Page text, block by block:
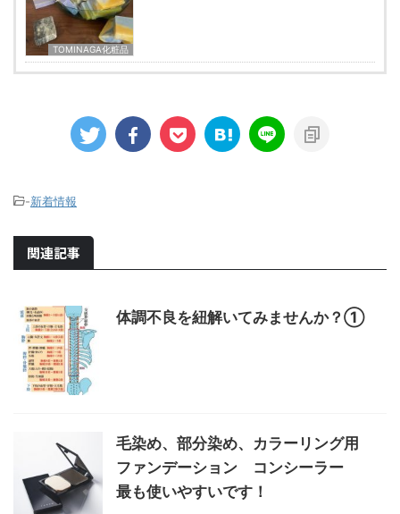
TOMINAGA化粧品
-新着情報
関連記事
体調不良を紐解いてみませんか？①
毛染め、部分染め、カラーリング用
ファンデーション コンシーラー
最も使いやすいです！